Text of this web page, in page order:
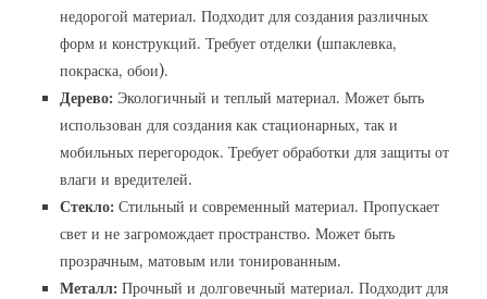
недорогой материал. Подходит для создания различных
форм и конструкций. Требует отделки (шпаклевка,
покраска, обои).
Дерево: Экологичный и теплый материал. Может быть
использован для создания как стационарных, так и
мобильных перегородок. Требует обработки для защиты от
влаги и вредителей.
Стекло: Стильный и современный материал. Пропускает
свет и не загромождает пространство. Может быть
прозрачным, матовым или тонированным.
Металл: Прочный и долговечный материал. Подходит для